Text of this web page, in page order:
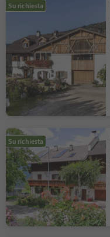
Su richiesta
Su richiesta